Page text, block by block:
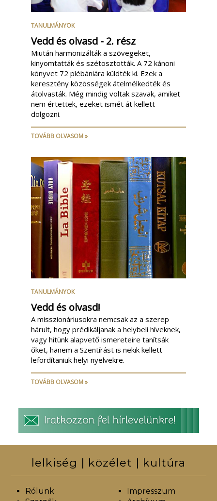
TANULMÁNYOK
Vedd és olvasd - 2. rész
Miután harmonizálták a szövegeket,
kinyomtatták és szétosztották. A 72 kánoni
könyvet 72 plébániára küldték ki. Ezek a
keresztény közösségek átelmélkedték és
átolvasták. Még mindig voltak szavak, amiket
nem értettek, ezeket ismét át kellett
dolgozni.
TOVÁBB OLVASOM »
TANULMÁNYOK
Vedd és olvasd!
A misszionáriusokra nemcsak az a szerep
hárult, hogy prédikáljanak a helybeli híveknek,
vagy hitünk alapvető ismereteire tanítsák
őket, hanem a Szentírást is nekik kellett
lefordítaniuk helyi nyelvekre.
TOVÁBB OLVASOM »
lelkiség | közélet | kultúra
Rólunk
Impresszum